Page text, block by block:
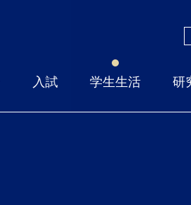
入試 学生生活 研